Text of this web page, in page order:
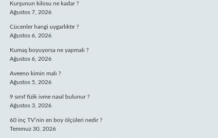
Kurşunun kilosu ne kadar ?
Ağustos 7, 2026
Cücenler hangi uygarlıktır ?
Ağustos 6, 2026
Kumaş boyuyorsa ne yapmalı ?
Ağustos 6, 2026
Aveeno kimin malı ?
Ağustos 5, 2026
9 sınıf fizik ivme nasıl bulunur ?
Ağustos 3, 2026
60 inç TV’nin en boy ölçüleri nedir ?
Temmuz 30, 2026